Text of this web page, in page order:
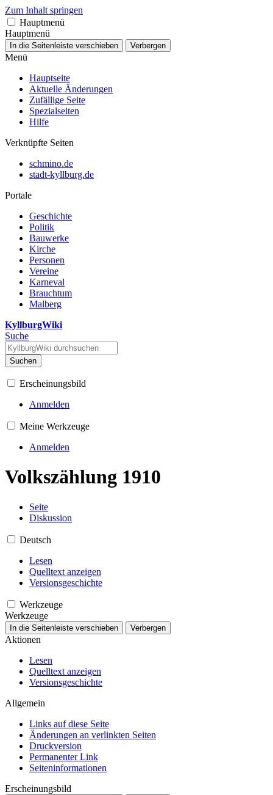
Zum Inhalt springen
Hauptmenü
Hauptmenü
In die Seitenleiste verschieben Verbergen
Menü
Hauptseite
Aktuelle Änderungen
Zufällige Seite
Spezialseiten
Hilfe
Verknüpfte Seiten
schmino.de
stadt-kyllburg.de
Portale
Geschichte
Politik
Bauwerke
Kirche
Personen
Vereine
Karneval
Brauchtum
Malberg
KyllburgWiki
Suche
Suchen
Erscheinungsbild
Anmelden
Meine Werkzeuge
Anmelden
Volkszählung 1910
Seite
Diskussion
Deutsch
Lesen
Quelltext anzeigen
Versionsgeschichte
Werkzeuge
Werkzeuge
In die Seitenleiste verschieben Verbergen
Aktionen
Lesen
Quelltext anzeigen
Versionsgeschichte
Allgemein
Links auf diese Seite
Änderungen an verlinkten Seiten
Druckversion
Permanenter Link
Seiten­­informationen
Erscheinungsbild